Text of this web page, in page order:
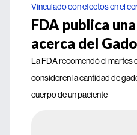
Vinculado con efectos en el
FDA publica
acerca del
La FDA recomendó el
consideren la cantidad de
cuerpo de un paciente